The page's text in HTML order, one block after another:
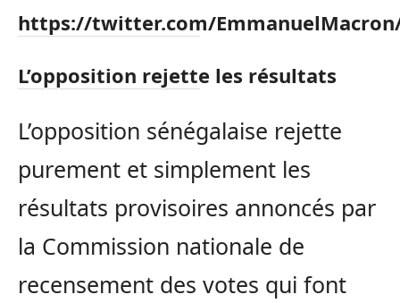
https://twitter.com/
L’opposition rejette les résultats
L’opposition sénégalaise rejette
purement et simplement les
résultats provisoires annoncés par
la Commission nationale de
recensement des votes qui font